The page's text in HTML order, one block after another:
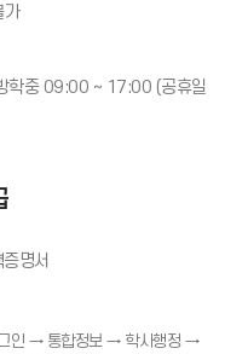
가
중 09:00 ∼ 17:00 (공휴일
명서
인 → 통합정보 → 학사행정 →